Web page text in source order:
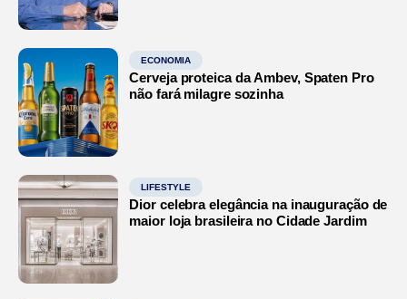
ECONOMIA
Cerveja proteica da Ambev, Spaten Pro
não fará milagre sozinha
LIFESTYLE
Dior celebra elegância na inauguração de
maior loja brasileira no Cidade Jardim